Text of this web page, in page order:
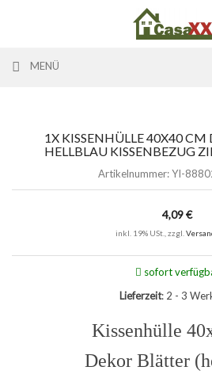
MENÜ
1X KISSENHÜLLE 40X40 CM
HELLBLAU KISSENBEZUG
Artikelnummer:YI-
4,09 €
inkl. 19% USt., zzgl.
sofort
Lieferzeit: 2 - 3
Kissenhülle
Dekor Blätter